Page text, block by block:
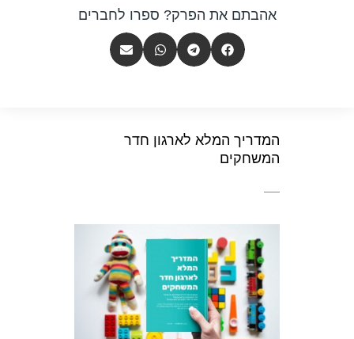
אהבתם את הפרק? ספרו לחברים
המדריך המלא לארגון חדר
המשחקים